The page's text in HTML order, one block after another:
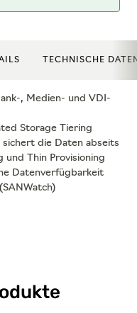
TECHNISCHE
, Medien- und VDI-
Storage Tiering
sichert die Daten abseits
und Thin Provisioning
Datenverfügbarkeit